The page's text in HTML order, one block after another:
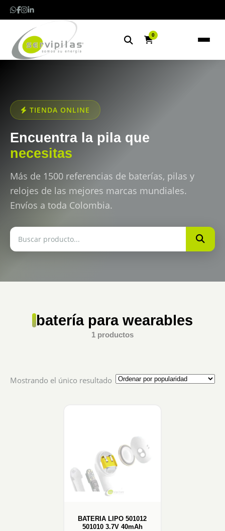
0
TIENDA ONLINE
Encuentra la pila que
necesitas
Más de 1500 referencias de baterías, pilas y
relojes de las mejores marcas mundiales.
Envíos a toda Colombia.
batería para wearables
1 productos
Mostrando el único resultado
BATERIA LIPO 501012
501010 3.7V 40mAh